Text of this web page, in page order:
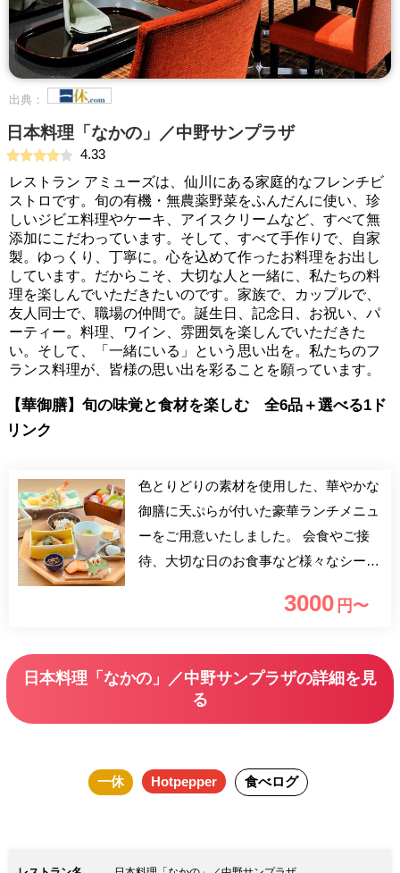
出典：
日本料理「なかの」／中野サンプラザ
4.33
レストラン アミューズは、仙川にある家庭的なフレンチビ
ストロです。旬の有機・無農薬野菜をふんだんに使い、珍
しいジビエ料理やケーキ、アイスクリームなど、すべて無
添加にこだわっています。そして、すべて手作りで、自家
製。ゆっくり、丁寧に。心を込めて作ったお料理をお出し
しています。だからこそ、大切な人と一緒に、私たちの料
理を楽しんでいただきたいのです。家族で、カップルで、
友人同士で、職場の仲間で。誕生日、記念日、お祝い、パ
ーティー。料理、ワイン、雰囲気を楽しんでいただきた
い。そして、「一緒にいる」という思い出を。私たちのフ
ランス料理が、皆様の思い出を彩ることを願っています。
【華御膳】旬の味覚と食材を楽しむ 全6品＋選べる1ド
リンク
色とりどりの素材を使用した、華やかな
御膳に天ぷらが付いた豪華ランチメニュ
ーをご用意いたしました。 会食やご接
待、大切な日のお食事など様々なシーン
3000 円〜
日本料理「なかの」／中野サンプラザの詳細を見
る
一休 Hotpepper 食べログ